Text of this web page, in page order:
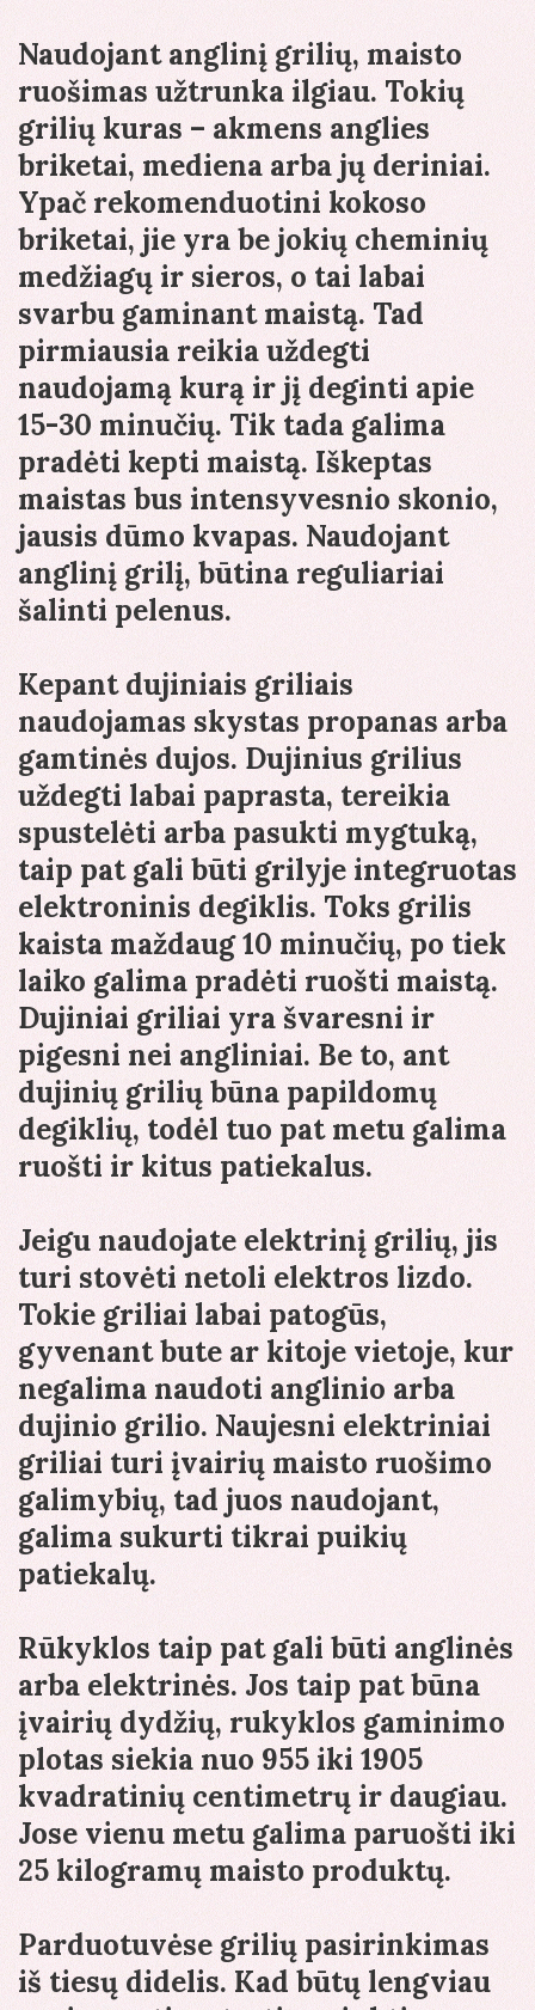
Naudojant anglinį grilių, maisto
ruošimas užtrunka ilgiau. Tokių
grilių kuras – akmens anglies
briketai, mediena arba jų deriniai.
Ypač rekomenduotini kokoso
briketai, jie yra be jokių cheminių
medžiagų ir sieros, o tai labai
svarbu gaminant maistą. Tad
pirmiausia reikia uždegti
naudojamą kurą ir jį deginti apie
15-30 minučių. Tik tada galima
pradėti kepti maistą. Iškeptas
maistas bus intensyvesnio skonio,
jausis dūmo kvapas. Naudojant
anglinį grilį, būtina reguliariai
šalinti pelenus.
Kepant dujiniais griliais
naudojamas skystas propanas arba
gamtinės dujos. Dujinius grilius
uždegti labai paprasta, tereikia
spustelėti arba pasukti mygtuką,
taip pat gali būti grilyje integruotas
elektroninis degiklis. Toks grilis
kaista maždaug 10 minučių, po tiek
laiko galima pradėti ruošti maistą.
Dujiniai griliai yra švaresni ir
pigesni nei angliniai. Be to, ant
dujinių grilių būna papildomų
degiklių, todėl tuo pat metu galima
ruošti ir kitus patiekalus.
Jeigu naudojate elektrinį grilių, jis
turi stovėti netoli elektros lizdo.
Tokie griliai labai patogūs,
gyvenant bute ar kitoje vietoje, kur
negalima naudoti anglinio arba
dujinio grilio. Naujesni elektriniai
griliai turi įvairių maisto ruošimo
galimybių, tad juos naudojant,
galima sukurti tikrai puikių
patiekalų.
Rūkyklos taip pat gali būti anglinės
arba elektrinės. Jos taip pat būna
įvairių dydžių, rukyklos gaminimo
plotas siekia nuo 955 iki 1905
kvadratinių centimetrų ir daugiau.
Jose vienu metu galima paruošti iki
25 kilogramų maisto produktų.
Parduotuvėse grilių pasirinkimas
iš tiesų didelis. Kad būtų lengviau